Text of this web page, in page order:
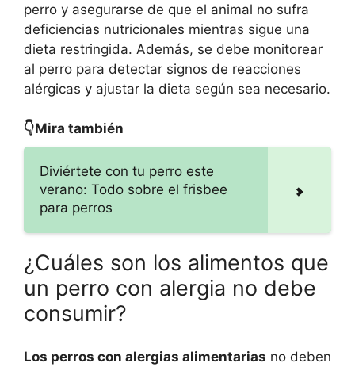
perro y asegurarse de que el animal no sufra
deficiencias nutricionales mientras sigue una
dieta restringida. Además, se debe monitorear
al perro para detectar signos de reacciones
alérgicas y ajustar la dieta según sea necesario.
👇Mira también
Diviértete con tu perro este
verano: Todo sobre el frisbee
para perros
¿Cuáles son los alimentos que
un perro con alergia no debe
consumir?
Los perros con alergias alimentarias no deben